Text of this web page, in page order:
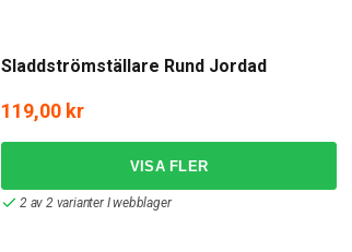
Sladdströmställare Rund Jordad
119,00 kr
2 av 2 varianter I webblager